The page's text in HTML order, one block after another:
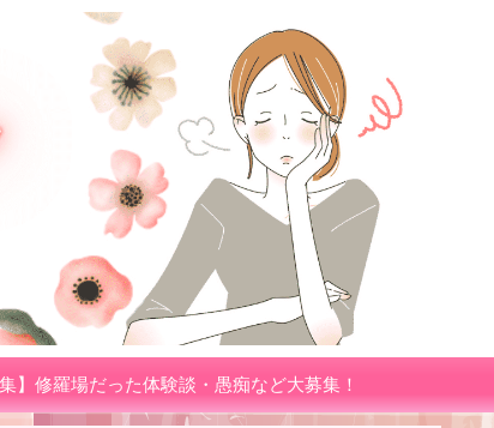
集】修羅場だった体験談・愚痴など大募集！